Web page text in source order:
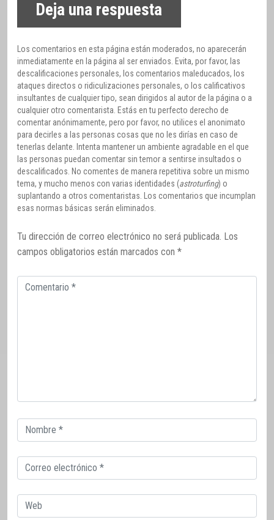
Deja una respuesta
Los comentarios en esta página están moderados, no aparecerán
inmediatamente en la página al ser enviados. Evita, por favor, las
descalificaciones personales, los comentarios maleducados, los
ataques directos o ridiculizaciones personales, o los calificativos
insultantes de cualquier tipo, sean dirigidos al autor de la página o a
cualquier otro comentarista. Estás en tu perfecto derecho de
comentar anónimamente, pero por favor, no utilices el anonimato
para decirles a las personas cosas que no les dirías en caso de
tenerlas delante. Intenta mantener un ambiente agradable en el que
las personas puedan comentar sin temor a sentirse insultados o
descalificados. No comentes de manera repetitiva sobre un mismo
tema, y mucho menos con varias identidades (astroturfing) o
suplantando a otros comentaristas. Los comentarios que incumplan
esas normas básicas serán eliminados.
Tu dirección de correo electrónico no será publicada. Los
campos obligatorios están marcados con *
Comentario
Correo
electrónico
Correo
electrónico
Web